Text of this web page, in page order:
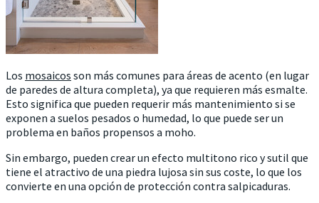
Los mosaicos son más comunes para áreas de acento (en lugar
de paredes de altura completa), ya que requieren más esmalte.
Esto significa que pueden requerir más mantenimiento si se
exponen a suelos pesados o humedad, lo que puede ser un
problema en baños propensos a moho.
Sin embargo, pueden crear un efecto multitono rico y sutil que
tiene el atractivo de una piedra lujosa sin sus coste, lo que los
convierte en una opción de protección contra salpicaduras.